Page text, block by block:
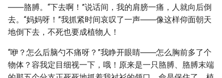
――胳膊。“下去啊！”说话间，我的肩膀一痛，人就向后倒
去。“妈妈呀！”我抓紧时间哀叹了一声――像这样仰面朝天
地倒下去，不死也要成植物人！
“咿？怎么后脑勺不痛呀？”我睁开眼睛――怎么胸前多了个
物体？容我定目细视一下，哦！原来是一只胳膊、胳膊末端